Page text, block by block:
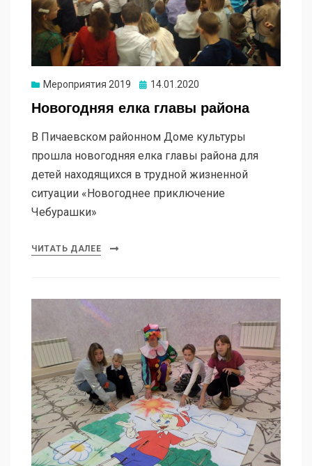
Мероприятия 2019 14.01.2020
Новогодняя елка главы района
В Пичаевском районном Доме культуры
прошла новогодняя елка главы района для
детей находящихся в трудной жизненной
ситуации «Новогоднее приключение
Чебурашки»
ЧИТАТЬ ДАЛЕЕ